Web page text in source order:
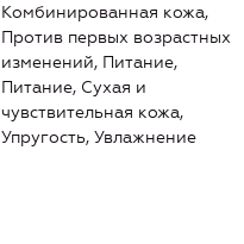
Комбинированная кожа,
Против первых возрастных
изменений, Питание,
Питание, Сухая и
чувствительная кожа,
Упругость, Увлажнение